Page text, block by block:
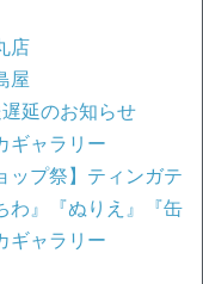
店
屋
延のお知らせ
ギャラリー
ップ祭】ティンガテ
わ』『ぬりえ』『缶
ギャラリー